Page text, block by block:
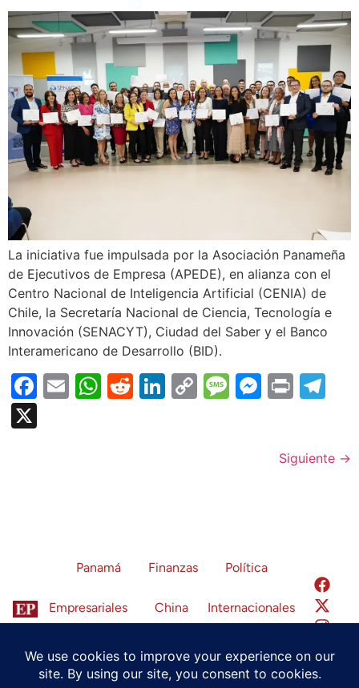
La iniciativa fue impulsada por la Asociación Panameña
de Ejecutivos de Empresa (APEDE), en alianza con el
Centro Nacional de Inteligencia Artificial (CENIA) de
Chile, la Secretaría Nacional de Ciencia, Tecnología e
Innovación (SENACYT), Ciudad del Saber y el Banco
Interamericano de Desarrollo (BID).
Facebook
EmailWhatsApp
Reddit
LinkedIn
CopyMessage
Print
Siguiente →
Panamá Finanzas Política
Empresariales China Internacionales